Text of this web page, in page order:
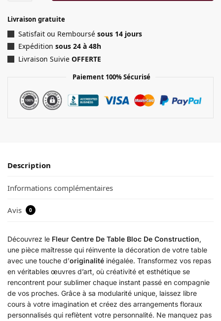
Livraison gratuite
Satisfait ou Remboursé sous 14 jours
Expédition sous 24 à 48h
Livraison Suivie OFFERTE
Paiement 100% Sécurisé
Description
Informations complémentaires
Avis 0
Découvrez le Fleur Centre De Table Bloc De Construction,
une pièce maîtresse qui réinvente la décoration de votre table
avec une touche d’originalité inégalée. Transformez vos repas
en véritables œuvres d’art, où créativité et esthétique se
rencontrent pour sublimer chaque instant passé en compagnie
de vos proches. Grâce à sa modularité unique, laissez libre
cours à votre imagination et créez des arrangements floraux
personnalisés qui reflètent votre personnalité. Ne manquez pas